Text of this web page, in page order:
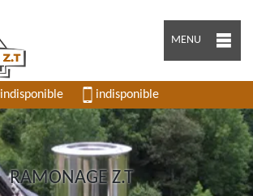
MENU
indisponible indisponible
RAMONAGE Z.T